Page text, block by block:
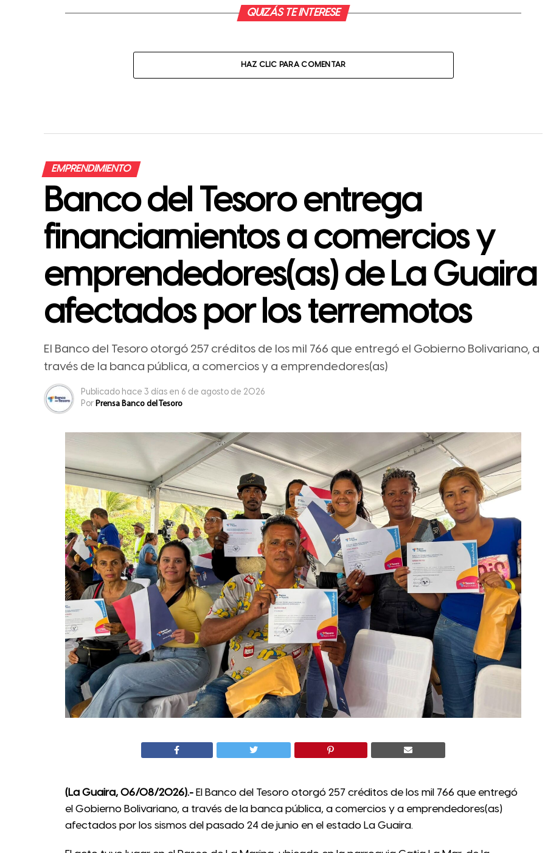
QUIZÁS TE INTERESE
HAZ CLIC PARA COMENTAR
EMPRENDIMIENTO
Banco del Tesoro entrega
financiamientos a comercios y
emprendedores(as) de La Guaira
afectados por los terremotos
El Banco del Tesoro otorgó 257 créditos de los mil 766 que entregó el Gobierno Bolivariano, a
través de la banca pública, a comercios y a emprendedores(as)
Publicado hace 3 días en 6 de agosto de 2026
Por Prensa Banco del Tesoro
(La Guaira, 06/08/2026).- El Banco del Tesoro otorgó 257 créditos de los mil 766 que entregó
el Gobierno Bolivariano, a través de la banca pública, a comercios y a emprendedores(as)
afectados por los sismos del pasado 24 de junio en el estado La Guaira.